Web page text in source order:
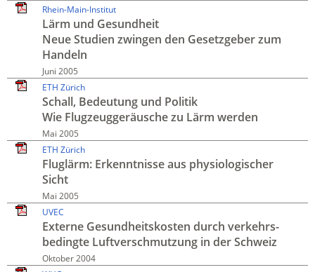
Rhein-Main-Institut
Lärm und Gesundheit
Neue Studien zwingen den Gesetz­geber zum
Handeln
Juni 2005
ETH Zürich
Schall, Bedeutung und Politik
Wie Flugzeug­geräusche zu Lärm werden
Mai 2005
ETH Zürich
Flug­lärm: Erkennt­nisse aus physio­logischer
Sicht
Mai 2005
UVEC
Externe Gesund­heits­kosten durch verkehrs­
bedingte Luft­verschmutzung in der Schweiz
Oktober 2004